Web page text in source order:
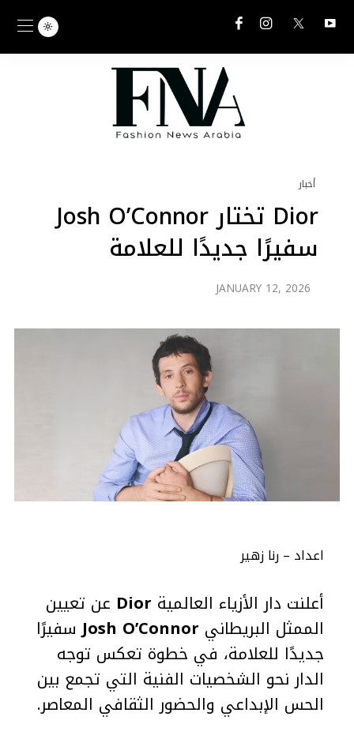
أخبار
Dior تختار Josh O’Connor
سفيرًا جديدًا للعلامة
JANUARY 12, 2026
اعداد – رنا زهير
أعلنت دار الأزياء العالمية Dior عن تعيين
الممثل البريطاني Josh O’Connorسفيرًا
جديدًا للعلامة، في خطوة تعكس توجه
الدار نحو الشخصيات الفنية التي تجمع بين
الحس الإبداعي والحضور الثقافي المعاصر.